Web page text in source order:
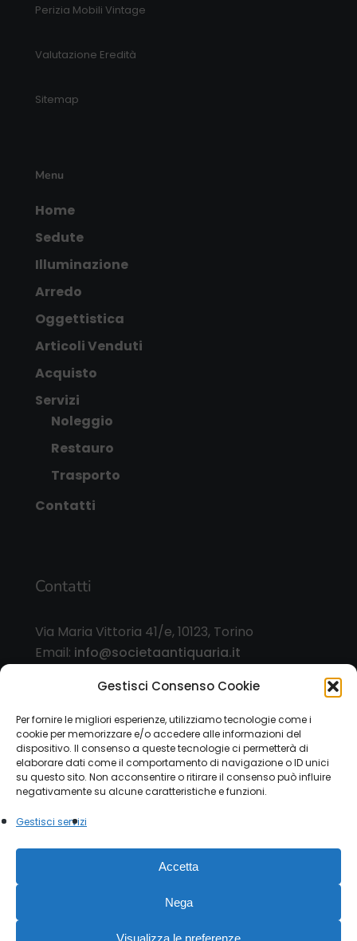
Gestisci Consenso Cookie
Per fornire le migliori esperienze, utilizziamo tecnologie come i
cookie per memorizzare e/o accedere alle informazioni del
dispositivo. Il consenso a queste tecnologie ci permetterà di
elaborare dati come il comportamento di navigazione o ID unici
su questo sito. Non acconsentire o ritirare il consenso può influire
negativamente su alcune caratteristiche e funzioni.
Gestisci servizi
Accetta
Nega
Visualizza le preferenze
Perizia Mobili Vintage
Valutazione Eredità
Sitemap
Menu
Home
Sedute
Illuminazione
Arredo
Oggettistica
Articoli Venduti
Acquisto
Servizi
Noleggio
Restauro
Trasporto
Contatti
Contatti
Via Maria Vittoria 41/e, 10123, Torino
Email: info@societaantiquaria.it
Orari:
dal lunedì al sabato, 9.00/13.00 – 15.30/19.30, o
su appuntamento
© 2026 Società Antiquaria. - P.IVA 12151470015 |
instagram